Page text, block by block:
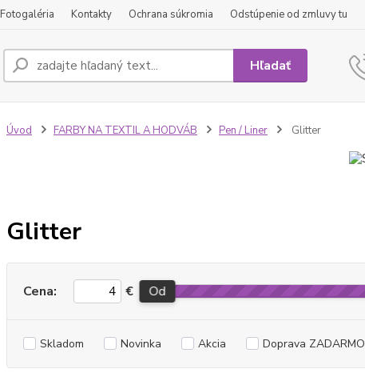
Fotogaléria Kontakty Ochrana súkromia Odstúpenie od zmluvy tu
Hľadať
Úvod FARBY NA TEXTIL A HODVÁB Pen / Liner Glitter
Glitter
Cena: € Od
Skladom Novinka Akcia Doprava ZADARMO